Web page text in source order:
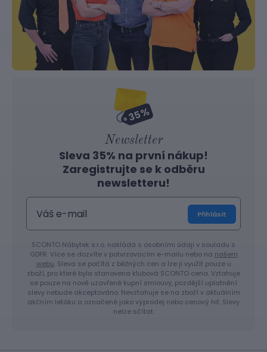
Newsletter
Sleva 35% na první nákup!
Zaregistrujte se k odběru
newsletteru!
Přihlásit
SCONTO Nábytek s.r.o. nakládá s osobními údaji v souladu s
GDPR. Více se dozvíte v potvrzovacím e-mailu nebo na našem
webu. Sleva se počítá z běžných cen a lze ji využít pouze u
zboží, pro které byla stanovena klubová SCONTO cena. Vztahuje
se pouze na nově uzavřené kupní smlouvy, pozdější uplatnění
slevy nebude akceptováno. Nevztahuje se na zboží v aktuálním
akčním letáku a označené jako výprodej nebo cenový hit. Slevy
nelze sčítat.